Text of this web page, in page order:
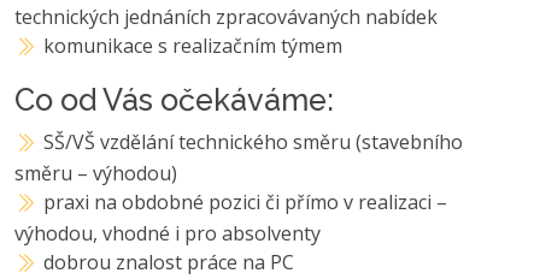
technických jednáních zpracovávaných nabídek
komunikace s realizačním týmem
Co od Vás očekáváme:
SŠ/VŠ vzdělání technického směru (stavebního
směru – výhodou)
praxi na obdobné pozici či přímo v realizaci –
výhodou, vhodné i pro absolventy
dobrou znalost práce na PC